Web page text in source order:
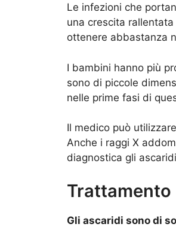
Le infezioni che
una crescita
ottenere abbastanza
I bambini hanno più
sono di piccole
nelle prime fasi di
Il medico può
Anche i raggi X
diagnostica gli
Trattamento
Gli ascaridi sono di